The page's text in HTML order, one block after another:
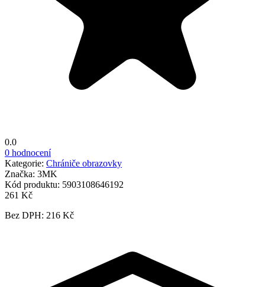
0.0
0 hodnocení
Kategorie: Chrániče obrazovky
Značka: 3MK
Kód produktu: 5903108646192
261 Kč
Bez DPH: 216 Kč